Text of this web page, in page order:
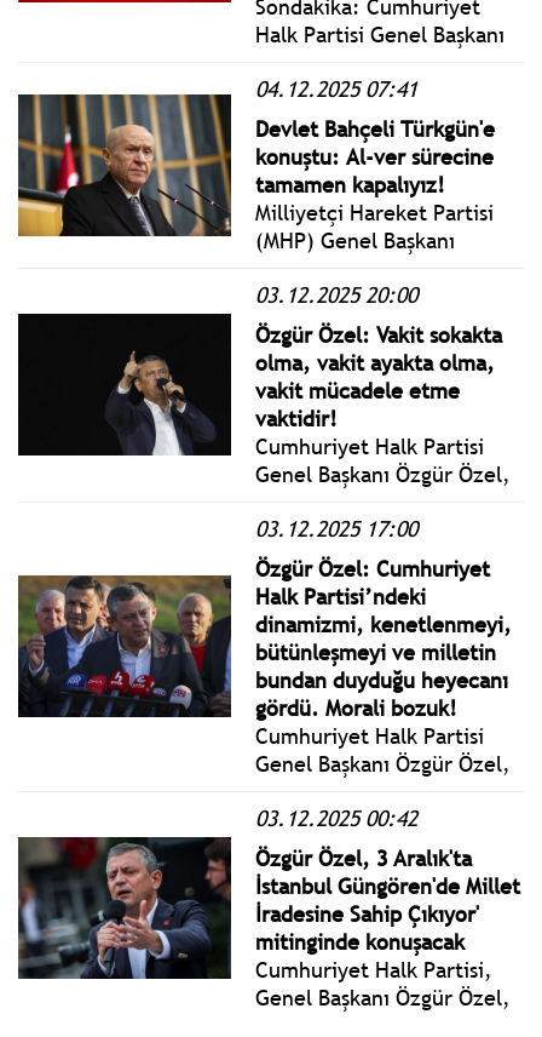
edecek.
Sondakika: Cumhuriyet
Halk Partisi Genel Başkanı
yayınlanan Özel Röportaj
programına katıldı.
04.12.2025 07:41
Devlet Bahçeli Türkgün'e
konuştu: Al-ver sürecine
tamamen kapalıyız!
Milliyetçi Hareket Partisi
(MHP) Genel Başkanı
gazetesine verdiği özel
röportajda: Türkiye’nin
güvenlik politikaları,
terörle mücadele ve
bölgesel gelişmelere ilişkin
kritik mesajlar verdi.
03.12.2025 20:00
Özgür Özel: Vakit sokakta
olma, vakit ayakta olma,
vakit mücadele etme
vaktidir!
Cumhuriyet Halk Partisi
Genel Başkanı Özgür Özel,
gerçekleştirilen Millet
İradesine Sahip Çıkıyor
Mitinginde konuştu.
03.12.2025 17:00
Özgür Özel: Cumhuriyet
Halk Partisi’ndeki
dinamizmi, kenetlenmeyi,
bütünleşmeyi ve milletin
bundan duyduğu heyecanı
gördü. Morali bozuk!
Cumhuriyet Halk Partisi
Genel Başkanı Özgür Özel,
Kapalı Ceza İnfaz
Kurumunda İBB Başkanı
Ekrem İmamoğlu ve diğer
tutuklularla görüşmesi
sonrası açıklama yaptı.
03.12.2025 00:42
Özgür Özel, 3 Aralık'ta
İstanbul Güngören'de Millet
İradesine Sahip Çıkıyor'
mitinginde konuşacak
Cumhuriyet Halk Partisi,
Genel Başkanı Özgür Özel,